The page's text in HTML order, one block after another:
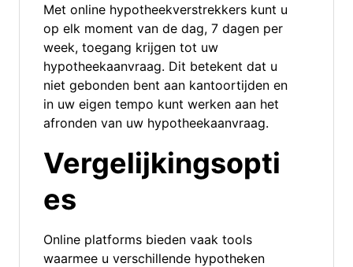
Met online hypotheekverstrekkers kunt u
op elk moment van de dag, 7 dagen per
week, toegang krijgen tot uw
hypotheekaanvraag. Dit betekent dat u
niet gebonden bent aan kantoortijden en
in uw eigen tempo kunt werken aan het
afronden van uw hypotheekaanvraag.
Vergelijkingsopti
es
Online platforms bieden vaak tools
waarmee u verschillende hypotheken